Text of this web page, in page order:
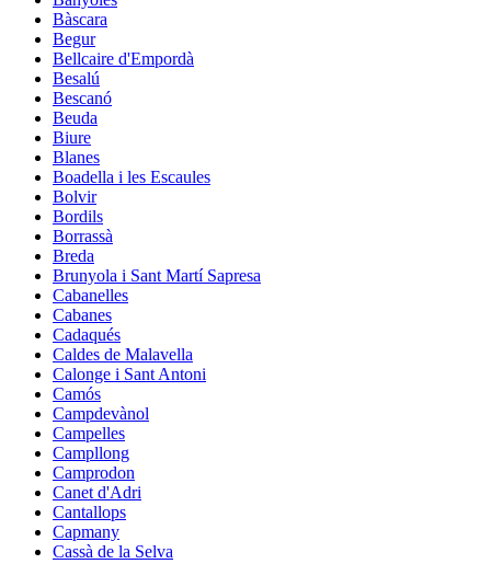
Bàscara
Begur
Bellcaire d'Empordà
Besalú
Bescanó
Beuda
Biure
Blanes
Boadella i les Escaules
Bolvir
Bordils
Borrassà
Breda
Brunyola i Sant Martí Sapresa
Cabanelles
Cabanes
Cadaqués
Caldes de Malavella
Calonge i Sant Antoni
Camós
Campdevànol
Campelles
Campllong
Camprodon
Canet d'Adri
Cantallops
Capmany
Cassà de la Selva